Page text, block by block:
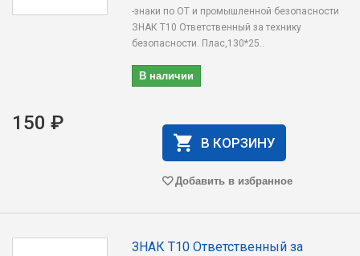
-знаки по ОТ и промышленной безопасности
ЗНАК T10 Ответственный за технику
безопасности. Плас,130*25..
В наличии
150 ₽
В КОРЗИНУ
Добавить в избранное
ЗНАК T10 Ответственный за